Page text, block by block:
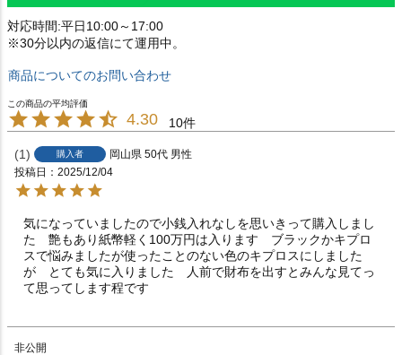
対応時間:平日10:00～17:00
※30分以内の返信にて運用中。
商品についてのお問い合わせ
4.30 10
1 購入者 岡山県 50代 男性
投稿日
2025/12/04
気になっていましたので小銭入れなしを思いきって購入しまし
た　艶もあり紙幣軽く100万円は入ります　ブラックかキプロ
スで悩みましたが使ったことのない色のキプロスにしました
が　とても気に入りました　人前で財布を出すとみんな見てっ
て思ってします程です
非公開